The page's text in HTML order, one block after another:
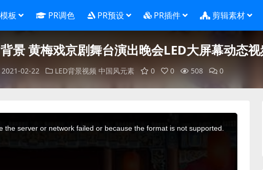
板 PR调色 PR预设 PR插件 剪辑素材
景 黄梅戏京剧舞台演出晚会LED大屏幕动态
2021-02-22 LED背景视频 中国风元素 0 0 508 0
server or network failed or because the format is not supported.